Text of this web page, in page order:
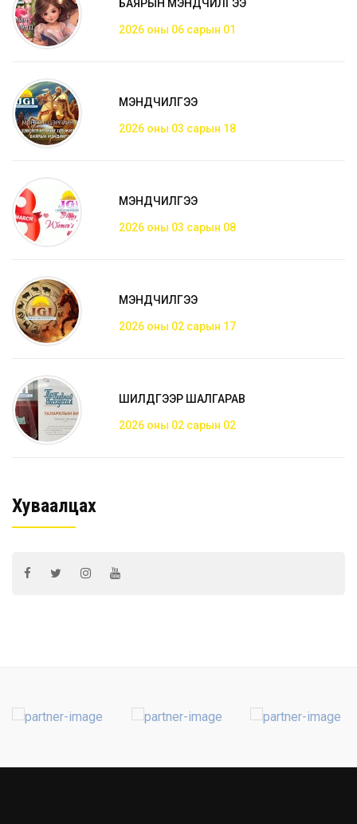
БАЯРЫН МЭНДЧИЛГЭЭ
2026 оны 06 сарын 01
МЭНДЧИЛГЭЭ
2026 оны 03 сарын 18
МЭНДЧИЛГЭЭ
2026 оны 03 сарын 08
МЭНДЧИЛГЭЭ
2026 оны 02 сарын 17
ШИЛДГЭЭР ШАЛГАРАВ
2026 оны 02 сарын 02
Хуваалцах